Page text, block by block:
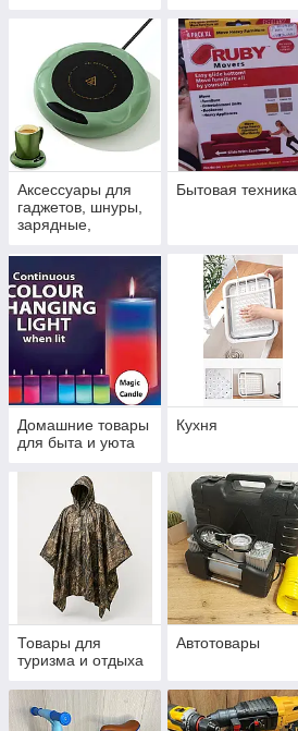
Аксессуары для
гаджетов, шнуры,
зарядные,
подставки
Бытовая техника
Домашние товары
для быта и уюта
Кухня
Товары для
туризма и отдыха
Автотовары